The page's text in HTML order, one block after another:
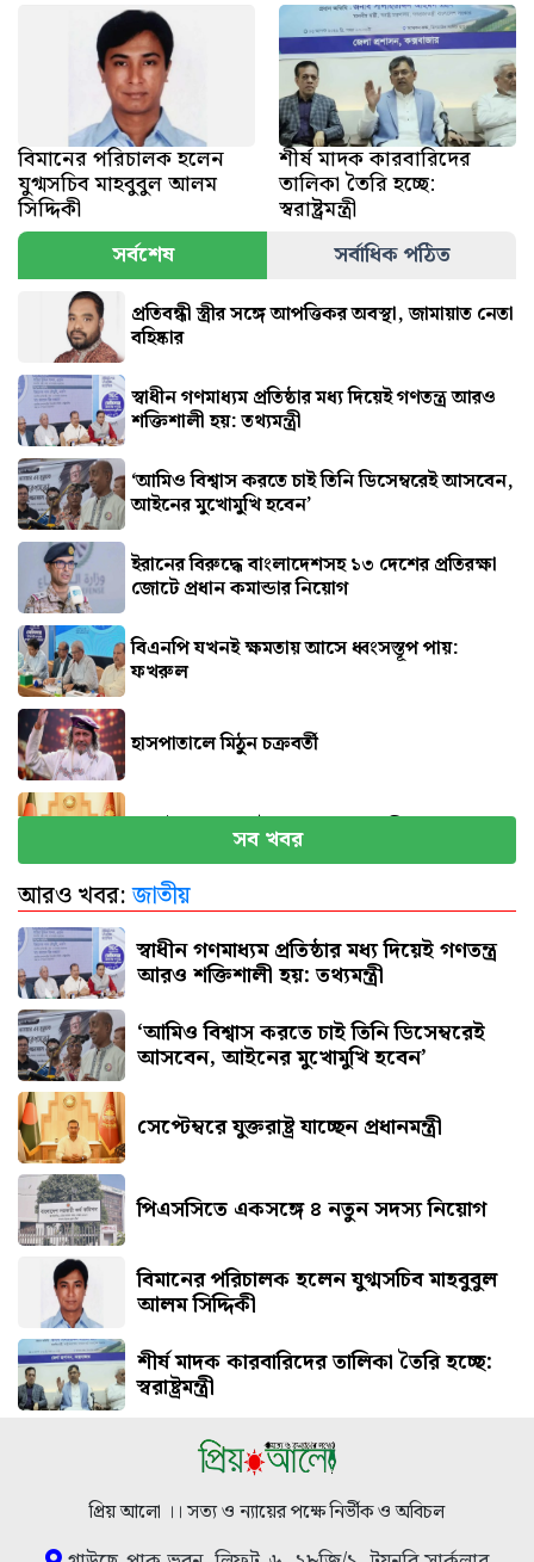
বিমানের পরিচালক হলেন
যুগ্মসচিব মাহবুবুল আলম
সিদ্দিকী
শীর্ষ মাদক কারবারিদের
তালিকা তৈরি হচ্ছে:
স্বরাষ্ট্রমন্ত্রী
সর্বশেষ
সর্বাধিক পঠিত
প্রতিবন্ধী স্ত্রীর সঙ্গে আপত্তিকর অবস্থা, জামায়াত নেতা
বহিষ্কার
স্বাধীন গণমাধ্যম প্রতিষ্ঠার মধ্য দিয়েই গণতন্ত্র আরও
শক্তিশালী হয়: তথ্যমন্ত্রী
‘আমিও বিশ্বাস করতে চাই তিনি ডিসেম্বরেই আসবেন,
আইনের মুখোমুখি হবেন’
ইরানের বিরুদ্ধে বাংলাদেশসহ ১৩ দেশের প্রতিরক্ষা
জোটে প্রধান কমান্ডার নিয়োগ
বিএনপি যখনই ক্ষমতায় আসে ধ্বংসস্তূপ পায়:
ফখরুল
হাসপাতালে মিঠুন চক্রবর্তী
সেপ্টেম্বরে যুক্তরাষ্ট্র যাচ্ছেন প্রধানমন্ত্রী
পিএসসিতে একসঙ্গে ৪ নতুন সদস্য নিয়োগ
সব খবর
আরও খবর:জাতীয়
স্বাধীন গণমাধ্যম প্রতিষ্ঠার মধ্য দিয়েই গণতন্ত্র
আরও শক্তিশালী হয়: তথ্যমন্ত্রী
‘আমিও বিশ্বাস করতে চাই তিনি ডিসেম্বরেই
আসবেন, আইনের মুখোমুখি হবেন’
সেপ্টেম্বরে যুক্তরাষ্ট্র যাচ্ছেন প্রধানমন্ত্রী
পিএসসিতে একসঙ্গে ৪ নতুন সদস্য নিয়োগ
বিমানের পরিচালক হলেন যুগ্মসচিব মাহবুবুল
আলম সিদ্দিকী
শীর্ষ মাদক কারবারিদের তালিকা তৈরি হচ্ছে:
স্বরাষ্ট্রমন্ত্রী
প্রিয় আলো ।। সত্য ও ন্যায়ের পক্ষে নির্ভীক ও অবিচল